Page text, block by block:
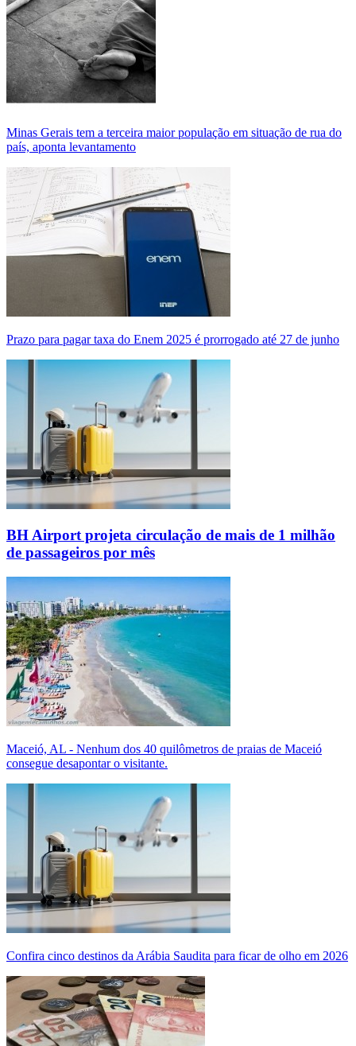
Minas Gerais tem a terceira maior população em situação de rua do
país, aponta levantamento
Prazo para pagar taxa do Enem 2025 é prorrogado até 27 de junho
BH Airport projeta circulação de mais de 1 milhão
de passageiros por mês
Maceió, AL - Nenhum dos 40 quilômetros de praias de Maceió
consegue desapontar o visitante.
Confira cinco destinos da Arábia Saudita para ficar de olho em 2026